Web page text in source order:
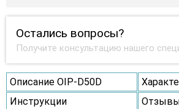
Остались вопросы?
Получите консультацию нашего
Описание OIP-D50D
Инструкции